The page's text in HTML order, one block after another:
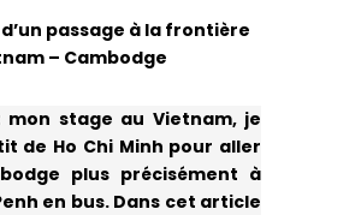
passage à la frontière
– Cambodge
mon stage au Vietnam, je
de Ho Chi Minh pour aller
plus précisément à
en bus. Dans cet article